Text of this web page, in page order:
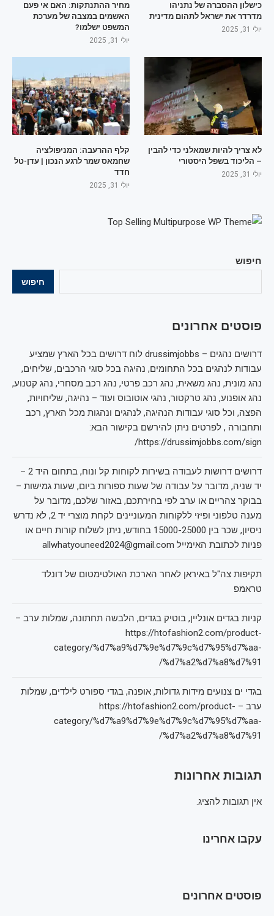
חיפוש
חיפוש
פוסטים אחרונים
דרושים נהגים – drussimjobbs לוח דרושים בכל הארץ שמציע
עבודות לנהגים בכל התחומים, נהיגה בכל סוגי הרכבים, שליחים,
נהג מונית, נהג משאית, נהג רכב פרטי, נהג רכב מסחרי, נהג קטנוע,
נהג אופנוע, נהג טרקטור, נהגי אוטובוס ועוד – נהיגה, שליחויות,
הפצה, וכל סוגי עבודות הנהיגה, לנהגים ונהגות מכל הארץ, רכב
ותחבורה , לפרטים ניתן להירשם בקישור הבא:
https://drussimjobbs.com/sign/
דרושים דרושות לעבודה בשירות לקוחות קל ונוח, בתחום היד 2 –
יד שניה, מדובר על עבודה של שעות ספורות ביום, שעות גמישות –
בבוקר צהריים או ערב לפי בחירתכם, באזור שלכם, מדובר על
מענה טלפוני ופיזי ללקוחות המעוניינים לקחת מוצרי יד 2, לא נדרש
ניסיון, שכר בין 15000-25000 בחודש, ניתן לשלוח קורות חיים או
פניות לכתובת האימייל allwhatyouneed2024@gmail.com
תקיפות צה"ל באיראן לאחר הארכת האולטימטום של דונלד
טראמפ
קניות בגדים אונליין, בוטיק בגדים, הלבשה תחתונה, שמלות ערב –
https://htofashion2.com/product-
category/%d7%a9%d7%9e%d7%9c%d7%95%d7%aa-
%d7%a2%d7%a8%d7%91/
בגדי ים צנועים מידות גדולות, אופנה, בגדי ספורט לילדים, שמלות
ערב – https://htofashion2.com/product-
category/%d7%a9%d7%9e%d7%9c%d7%95%d7%aa-
%d7%a2%d7%a8%d7%91/
תגובות אחרונות
אין תגובות להציג.
עקבו אחרינו
פוסטים אחרונים
כישלון ההסברה של נתניהו
מדרדר את ישראל לתהום מדינית
יולי 31, 2025
מחיר ההתנתקות: האם אי פעם
האשמים במצבה של מערכת
המשפט ישלמו?
יולי 31, 2025
לא צריך להיות שמאלני כדי להבין
– הליכוד בשפל היסטורי
יולי 31, 2025
קלף ההרעבה: המניפולציה
שחמאס שמר לרגע הנכון | עדן-טל
חדד
יולי 31, 2025